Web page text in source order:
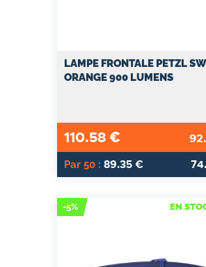
LAMPE FRONTALE PETZL
ORANGE 900 LUMENS
110.58€
Par 50 : 89.35€
-5% EN